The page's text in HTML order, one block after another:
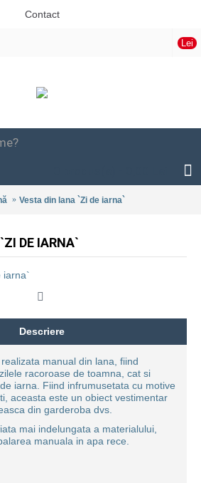
Contact
Lei
Vesta din lana `Zi de iarna`
DE IARNA`
Descriere
manual din lana, fiind
racoroase de toamna, cat si
iarna. Fiind infrumusetata cu motive
aceasta este un obiect vestimentar
din garderoba dvs.
mai indelungata a materialului,
manuala in apa rece.